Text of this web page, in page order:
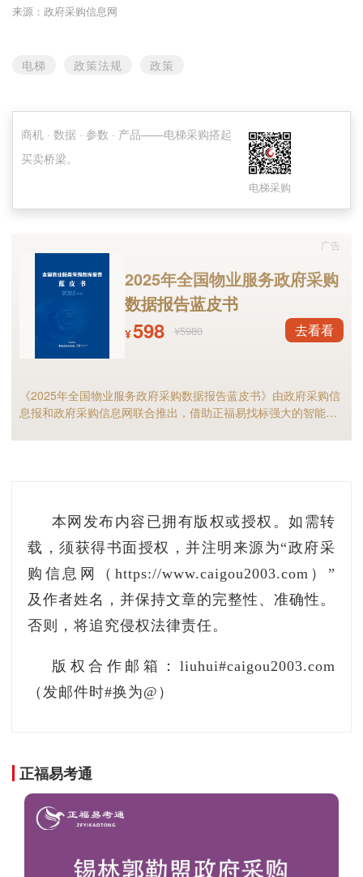
国物权法》《中华人民共和国建筑法》《中华人
备安全法》《特种设备安全监察条例》及省住房
政策和有关工程建设技术标准、规范，并对上海
市既有住宅加装电梯最新政策进行认真学习的基
起草了《实施意见》。
二、起草过程
市住房城乡建设局对上海市既有住宅加装电梯
政策进行了认真学习，尤其是对上海市住建委、
19年11月22日出台的《关于进一步做好本市既有
沙河口区、甘井子区政府、市财政局、市自然资
源局、市市场监管局、市住房公积金管理中心的
意见。经过多次修改完善，已经达成一致。
三、主要内容
是：加装电梯须经本单元全体业主同意，并经本
栋住宅三分之二以上的业主同意。拟调整为：加
（二）明确了部门职责。市住房城乡建设局负
责加装电梯的统筹协调，会同财政、自然资源、
民政、市场监管、公积金等市相关部门做好相关
房城乡建设、市场监管部门分别负责加装电梯的
来源：政府采购信息网
电梯 政策法规 政策
商机 · 数据 · 参数 · 产品——电梯采购搭起
买卖桥梁。
电梯采购
2025年全国物业服务政府采购
数据报告蓝皮书
¥598 ¥5980 去看看
《2025年全国物业服务政府采购数据报告蓝皮书》由政府采购信
息报和政府采购信息网联合推出，借助正福易找标强大的智能标
广告
本网发布内容已拥有版权或授权。如需转
载，须获得书面授权，并注明来源为“政府采
购信息网（https://www.caigou2003.com）”
及作者姓名，并保持文章的完整性、准确性。
否则，将追究侵权法律责任。
版权合作邮箱：liuhui#caigou2003.com
（发邮件时#换为@）
正福易考通